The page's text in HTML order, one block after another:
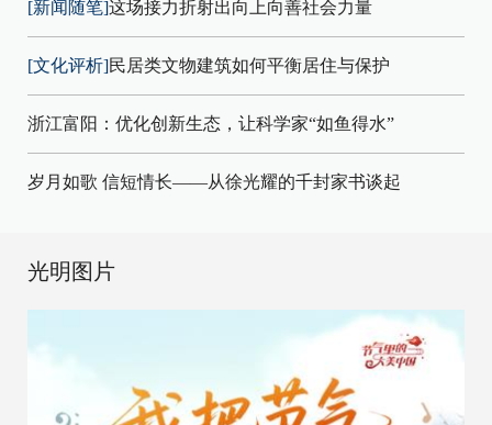
[新闻随笔]这场接力折射出向上向善社会力量
[文化评析]民居类文物建筑如何平衡居住与保护
浙江富阳：优化创新生态，让科学家“如鱼得水”
岁月如歌 信短情长——从徐光耀的千封家书谈起
光明图片